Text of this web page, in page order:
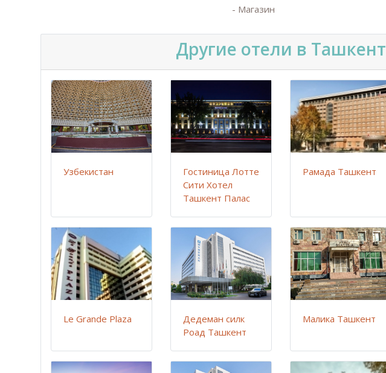
- Магазин
Другие отели в Ташкент
Узбекистан
Гостиница Лотте
Сити Хотел
Ташкент Палас
Рамада Ташкент
Le Grande Plaza
Дедеман силк
Роад Ташкент
Малика Ташкент